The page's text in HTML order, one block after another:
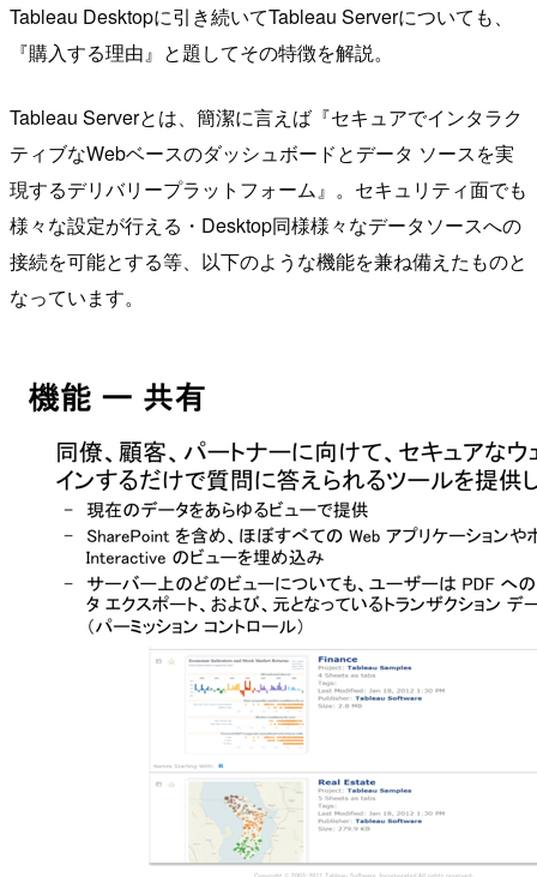
Tableau Desktopに引き続いてTableau Serverについても、
『購入する理由』と題してその特徴を解説。
Tableau Serverとは、簡潔に言えば『セキュアでインタラク
ティブなWebベースのダッシュボードとデータ ソースを実
現するデリバリープラットフォーム』。セキュリティ面でも
様々な設定が行える・Desktop同様様々なデータソースへの
接続を可能とする等、以下のような機能を兼ね備えたものと
なっています。